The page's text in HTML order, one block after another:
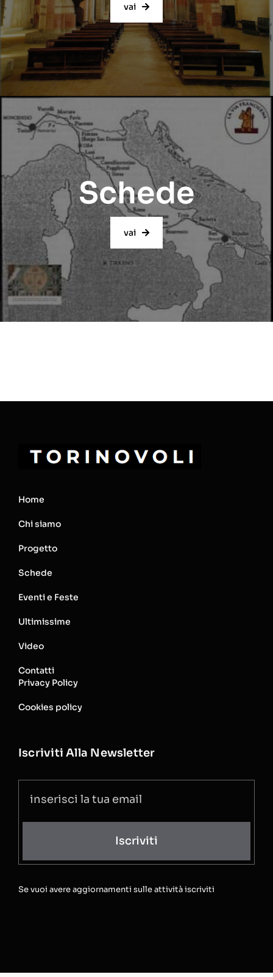
vai
Schede
vai
Home
Chi siamo
Progetto
Schede
Eventi e Feste
Ultimissime
Video
Contatti
Privacy Policy
Cookies policy
Iscriviti Alla Newsletter
Iscriviti
Se vuoi avere aggiornamenti sulle attività iscriviti